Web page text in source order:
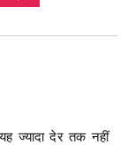
ज्यादा देर तक नहीं